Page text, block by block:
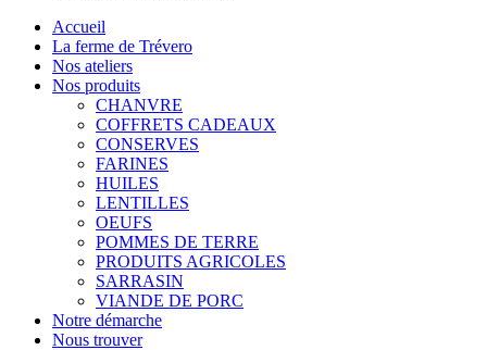
Accueil
La ferme de Trévero
Nos ateliers
Nos produits
CHANVRE
COFFRETS CADEAUX
CONSERVES
FARINES
HUILES
LENTILLES
OEUFS
POMMES DE TERRE
PRODUITS AGRICOLES
SARRASIN
VIANDE DE PORC
Notre démarche
Nous trouver